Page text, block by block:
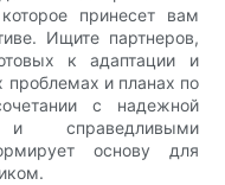
принесет вам
Ищите партнеров,
к адаптации и
и планах по
с надежной
и справедливыми
основу для